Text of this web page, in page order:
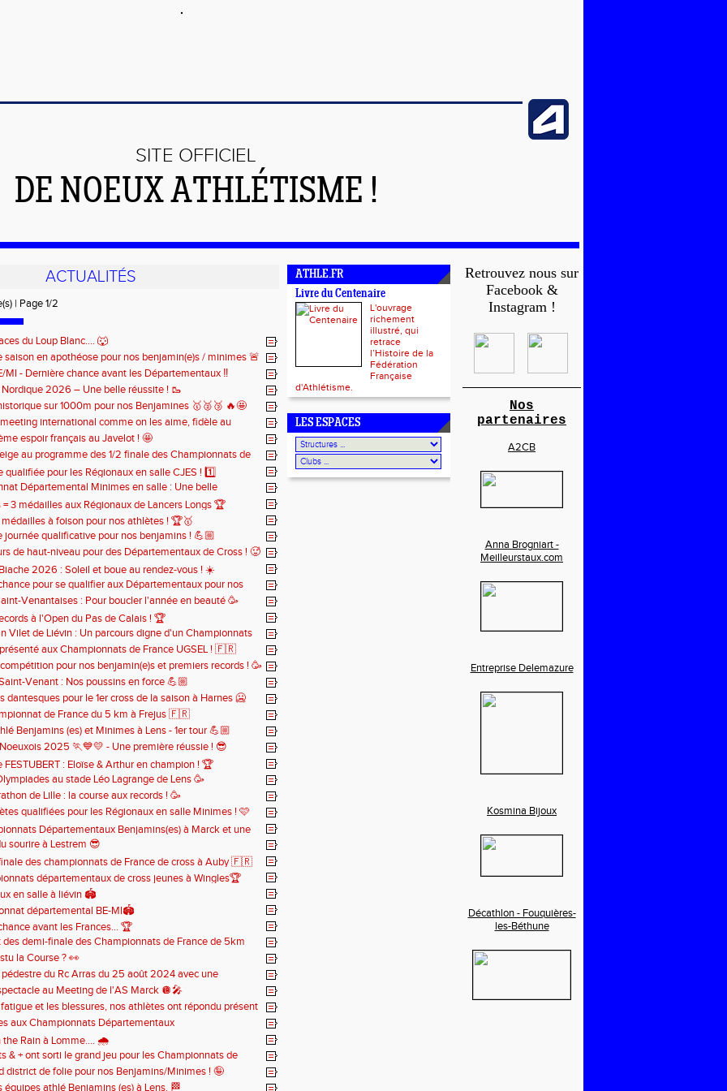
SITE OFFICIEL
DE NOEUX ATHLÉTISME !
ACTUALITÉS
| Page 1/2
du Loup Blanc.... 🐺
saison en apothéose pour nos benjamin(e)s / minimes 🚨
MI - Dernière chance avant les Départementaux ‼️
2026 – Une belle réussite ! 🥾
sur 1000m pour nos Benjamines 🥇🥈🥉 🔥🤩
international comme on les aime, fidèle au
chaque année 🔥
espoir français au Javelot ! 🤩
au programme des 1/2 finale des Championnats de
Cross ! ❄️
qualifiée pour les Régionaux en salle CJES ! 1️⃣
Départemental Minimes en salle : Une belle
pour nos 3 athlètes qualifiés 😎
3 médailles aux Régionaux de Lancers Longs 🏆
médailles à foison pour nos athlètes ! 🏆🥇
journée qualificative pour nos benjamins ! 💪🏼
de haut-niveau pour des Départementaux de Cross ! 🥵
2026 : Soleil et boue au rendez-vous ! ☀️
pour se qualifier aux Départementaux pour nos
🚨
Venantaises : Pour boucler l'année en beauté 🥳
à l'Open du Pas de Calais ! 🏆
Vilet de Liévin : Un parcours digne d'un Championnats
😮‍💨
aux Championnats de France UGSEL ! 🇫🇷
pour nos benjamin(e)s et premiers records ! 🥳
Venant : Nos poussins en force 💪🏼
dantesques pour le 1er cross de la saison à Harnes 🥶
de France du 5 km à Frejus 🇫🇷
Benjamins (es) et Minimes à Lens - 1er tour 💪🏼
2025 🏃💙💛 - Une première réussie ! 😎
FESTUBERT : Eloïse & Arthur en champion ! 🏆
au stade Léo Lagrange de Lens 🥳
de Lille : la course aux records ! 🥳
qualifiées pour les Régionaux en salle Minimes ! 🩷
Départementaux Benjamins(es) à Marck et une
record personnel 👏👌☺️
sourire à Lestrem 😎
des championnats de France de cross à Auby 🇫🇷
départementaux de cross jeunes à Wingles🏆
en salle à liévin 🏟️
départemental BE-MI🏟️
avant les Frances... 🏆
demi-finale des Championnats de France de 5km
la Course ? 👀
pédestre du Rc Arras du 25 août 2024 avec une
au top 👌🏻😁au Meeting de l'AS Marck 🪩🎤
et les blessures, nos athlètes ont répondu présent
! 😪
aux Championnats Départementaux
Minimes ! 🥇🥈🥉
the Rain à Lomme.... 🌧️
& + ont sorti le grand jeu pour les Championnats de
à Lens 🕺🏻
district de folie pour nos Benjamins/Minimes ! 🤪
équipes athlé Benjamins (es) à Lens. 🏁
ATHLE.FR
Livre du Centenaire
L'ouvrage
richement
illustré, qui
retrace
l’Histoire de la
Fédération
Française
d'Athlétisme.
LES ESPACES
Retrouvez nous sur
Facebook &
Instagram !
Nos
partenaires
A2CB
Anna Brogniart -
Meilleurstaux.com
Entreprise Delemazure
Kosmina Bijoux
Décathlon - Fouquières-
les-Béthune